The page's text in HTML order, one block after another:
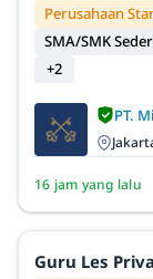
Perusahaan
SMA/SMK
+2
PT.
16 jam yang lalu
Guru Les